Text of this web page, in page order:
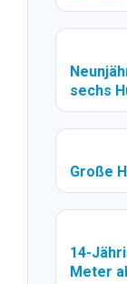
sechs
Große
14-
Meter